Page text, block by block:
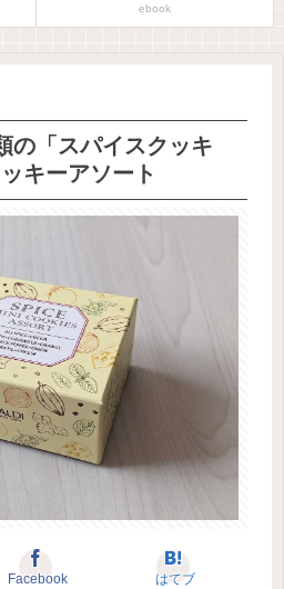
ebook
の「スパイスクッキ
キーアソート
Facebook はてブ